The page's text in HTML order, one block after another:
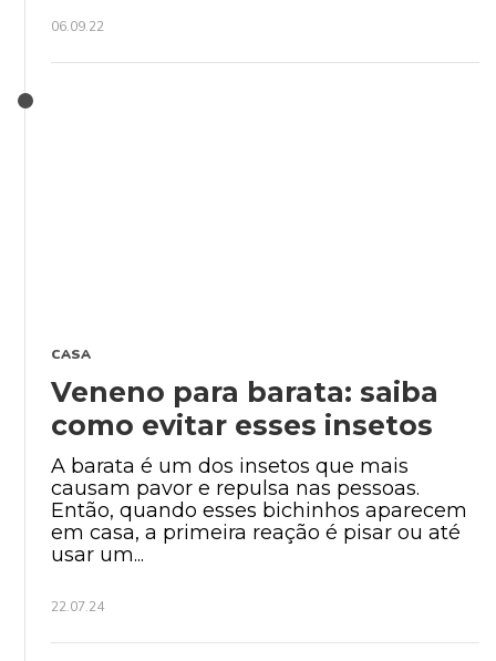
06.09.22
CASA
Veneno para barata: saiba
como evitar esses insetos
A barata é um dos insetos que mais
causam pavor e repulsa nas pessoas.
Então, quando esses bichinhos aparecem
em casa, a primeira reação é pisar ou até
usar um...
22.07.24